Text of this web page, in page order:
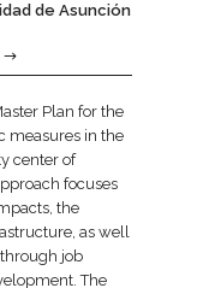
de Asunción
Plan for the
measures in the
center of
focuses
the
as well
job
The